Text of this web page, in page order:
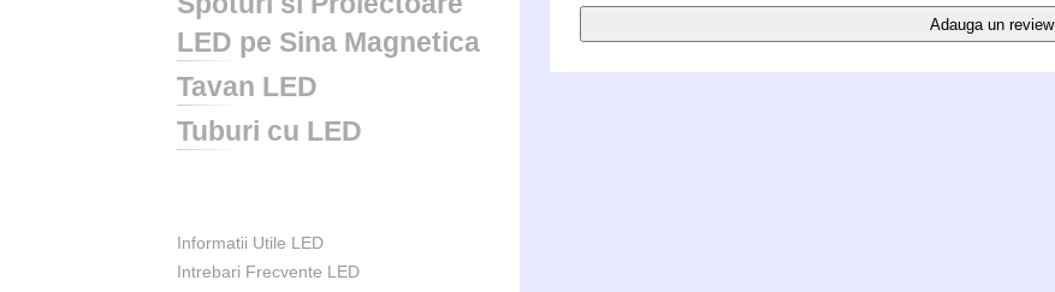
LED pe Sina Magnetica
Tavan LED
Tuburi cu LED
Informatii Utile LED
Intrebari Frecvente LED
Adauga un review